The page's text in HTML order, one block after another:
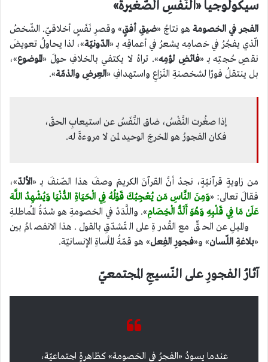
سيكولوجيا «النّفسِ الصّغيرة»
الفجر في الخصومة هو نتاجُ «ضيقِ أفقٍ» وقصرِ نَفَسٍ أخلاقيّ. الشّخصُ
الّذي يفجُرُ في خصامِه يشعرُ في أعماقِه بـ «الدّونيّة»، لذا يحاولُ تعويضَ
نقصِ حُجتِه بـ «فائضِ لؤمِه». تراهُ لا يكتفي بالخلافِ حولَ «الموضوع»،
بل ينتقلُ فورًا لشخصنةِ النّزاعِ واستهدافِ «العِرضِ والذمّة».
إذا صغُرت النَّفْسُ، ضاق النَّفَسُ عن استيعابِ الحقّ،
فكان الفجورُ هو المخرجَ الوحيد لمن لا مروءةَ له.
من زاويةٍ قرآنيّةٍ، نجدُ أنَّ القرآنَ الكريمَ وصفَ هذا الصّنفَ بـ «الألدّ»،
فقالَ تعالى: «وَمِنَ النَّاسِ مَن يُعْجِبُكَ قَوْلُهُ فِي الْحَيَاةِ الدُّنْيَا وَيُشْهِدُ اللَّهَ
عَلَىٰ مَا فِي قَلْبِهِ وَهُوَ أَلَدُّ الْخِصَامِ». واللَّدَدُ في الخصومةِ هو شدّةُ المُماطلةِ
والميلِ عن الحقِّ مع القُدرةِ على التّشدّقِ بالقول. هذا الانفصامُ بين
«بلاغةِ اللّسان» و«فجورِ الفِعل» هو قمّةُ المأساةِ الإنسانيّة.
آثارُ الفجورِ على النّسيجِ المجتمعيّ
عندما يسودُ «الفجرُ في الخصومة» كظاهرةٍ اجتماعيّة،